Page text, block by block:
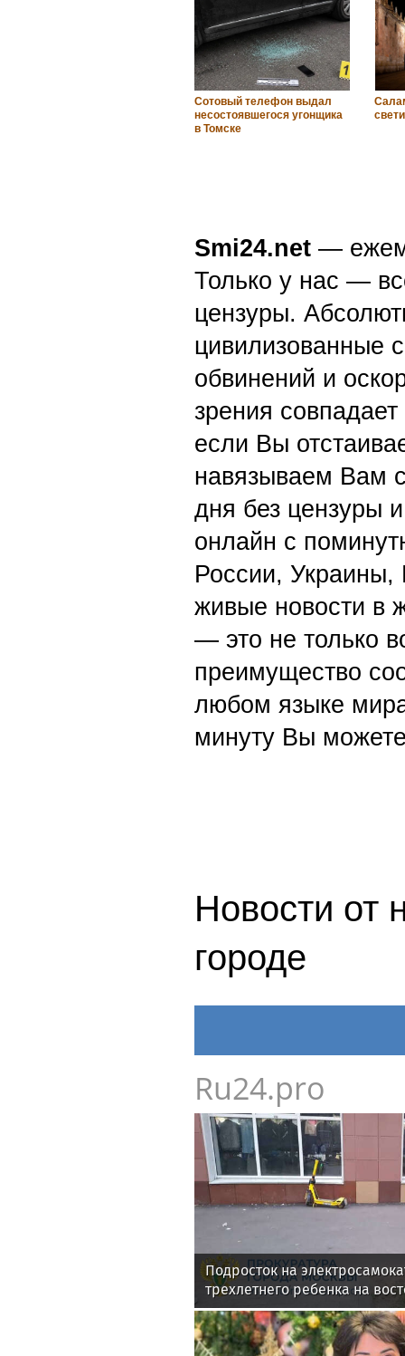
Сотовый телефон выдал
несостоявшегося угонщика
в Томске
Smi24.net —
Только у нас —
цензуры.
цивилизованные
обвинений и
зрения
если Вы
навязываем Вам
дня без цензуры
онлайн с
России,
живые новости в
— это не только
преимущество
любом языке
минуту Вы
Новости от
городе
Ru24.pro
Подросток на
трехлетнего ребенка на